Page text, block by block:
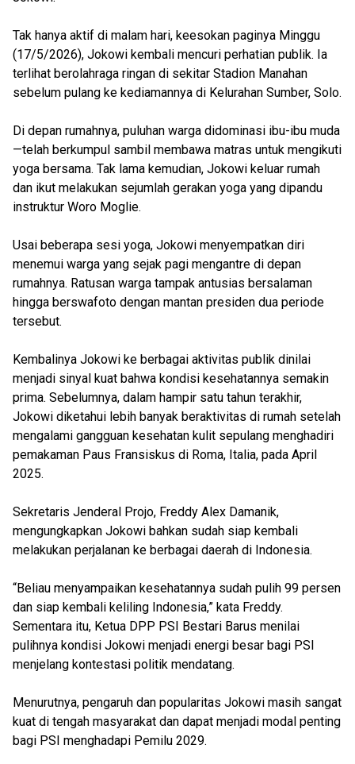
Tak hanya aktif di malam hari, keesokan paginya Minggu
(17/5/2026), Jokowi kembali mencuri perhatian publik. Ia
terlihat berolahraga ringan di sekitar Stadion Manahan
sebelum pulang ke kediamannya di Kelurahan Sumber, Solo.
Di depan rumahnya, puluhan warga didominasi ibu-ibu muda
—telah berkumpul sambil membawa matras untuk mengikuti
yoga bersama. Tak lama kemudian, Jokowi keluar rumah
dan ikut melakukan sejumlah gerakan yoga yang dipandu
instruktur Woro Moglie.
Usai beberapa sesi yoga, Jokowi menyempatkan diri
menemui warga yang sejak pagi mengantre di depan
rumahnya. Ratusan warga tampak antusias bersalaman
hingga berswafoto dengan mantan presiden dua periode
tersebut.
Kembalinya Jokowi ke berbagai aktivitas publik dinilai
menjadi sinyal kuat bahwa kondisi kesehatannya semakin
prima. Sebelumnya, dalam hampir satu tahun terakhir,
Jokowi diketahui lebih banyak beraktivitas di rumah setelah
mengalami gangguan kesehatan kulit sepulang menghadiri
pemakaman Paus Fransiskus di Roma, Italia, pada April
2025.
Sekretaris Jenderal Projo, Freddy Alex Damanik,
mengungkapkan Jokowi bahkan sudah siap kembali
melakukan perjalanan ke berbagai daerah di Indonesia.
“Beliau menyampaikan kesehatannya sudah pulih 99 persen
dan siap kembali keliling Indonesia,” kata Freddy.
Sementara itu, Ketua DPP PSI Bestari Barus menilai
pulihnya kondisi Jokowi menjadi energi besar bagi PSI
menjelang kontestasi politik mendatang.
Menurutnya, pengaruh dan popularitas Jokowi masih sangat
kuat di tengah masyarakat dan dapat menjadi modal penting
bagi PSI menghadapi Pemilu 2029.